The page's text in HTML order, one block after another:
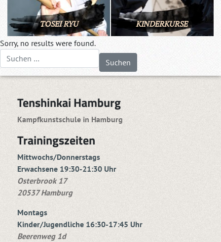
TOSEI RYU KINDERKURSE
Sorry, no results were found.
Suchen nach:
Tenshinkai Hamburg
Kampfkunstschule in Hamburg
Trainingszeiten
Mittwochs/Donnerstags
Erwachsene 19:30-21:30 Uhr
Osterbrook 17
20537 Hamburg
Montags
Kinder/Jugendliche 16:30-17:45 Uhr
Beerenweg 1d